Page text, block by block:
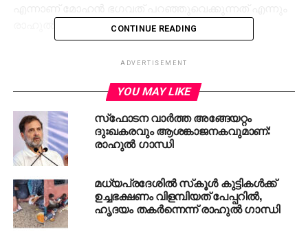
രാഹുല്‍ വിമര്‍ശിച്ചു.
ഇപ്പോള്‍ പോരാട്ടമെന്നും രാഹുല്‍ ഗാന്ധി പറഞ്ഞു.
രാജ്യത്ത് ഇപ്പോള്‍ ഏകാധിപത്യത്തിനാണ് മുന്‍തൂക്കം.
ഇതിനെല്ലാം തടയിടാന്‍ കോണ്‍ഗ്രസിന് മാത്രമേ
കഴിയുകയുള്ളു എന്നും രാഹുല്‍ പറഞ്ഞു. തുടര്‍ന്ന്
പ്രസംഗിച്ച മല്ലികാര്‍ജുന്‍ ഖാര്‍ഗെ പുതിയ
ആസ്ഥാനമന്ദിരത്തിലെ ലൈബ്രറി ഹാളിന് മന്‍മോഹന്‍
സിങിന്റെ പേര് നല്‍കുകയാണെന്ന് അറിയിച്ചു.
RELATED TOPICS:
CONTINUE READING
ADVERTISEMENT
YOU MAY LIKE
സ്‌ഫോടന വാര്‍ത്ത അങ്ങേയറ്റം
ദുഃഖകരവും ആശങ്കാജനകവുമാണ്:
രാഹുല്‍ ഗാന്ധി
മധ്യപ്രദേശില്‍ സ്‌കൂള്‍ കുട്ടികള്‍ക്ക്
ഉച്ചഭക്ഷണം വിളമ്പിയത്‌ പേപ്പറില്‍,
ഹൃദയം തകര്‍ന്നെന്ന് രാഹുല്‍ ഗാന്ധി